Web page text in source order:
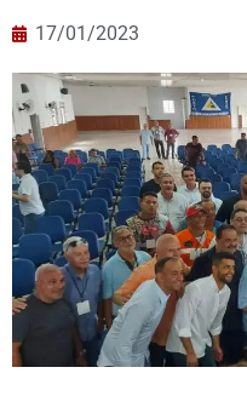
17/01/2023